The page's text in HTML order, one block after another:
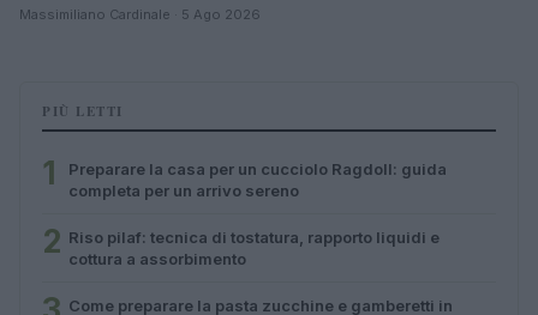
Massimiliano Cardinale · 5 Ago 2026
PIÙ LETTI
1
Preparare la casa per un cucciolo Ragdoll: guida
completa per un arrivo sereno
2 Riso pilaf: tecnica di tostatura, rapporto liquidi e
cottura a assorbimento
Come preparare la pasta zucchine e gamberetti in